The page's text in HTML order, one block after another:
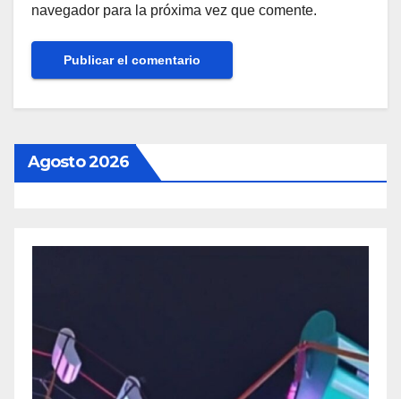
navegador para la próxima vez que comente.
Agosto 2026